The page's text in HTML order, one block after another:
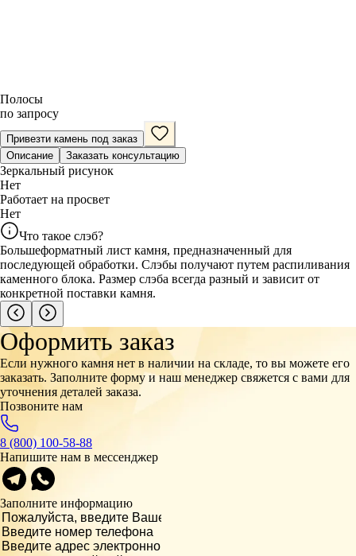
Полосы
по запросу
Привезти камень под заказ
Описание
Заказать консультацию
Зеркальный рисунок
Нет
Работает на просвет
Нет
Что такое слэб?
Большеформатный лист камня, предназначенный для
последующей обработки. Слэбы получают путем распиливания
каменного блока. Размер слэба всегда разный и зависит от
конкретной поставки камня.
Оформить заказ
Если нужного камня нет в наличии на складе, то вы можете его
заказать. Заполните форму и наш менеджер свяжется с вами для
уточнения деталей заказа.
Позвоните нам
8 (800) 100-58-88
Напишите нам в мессенджер
Заполните информацию